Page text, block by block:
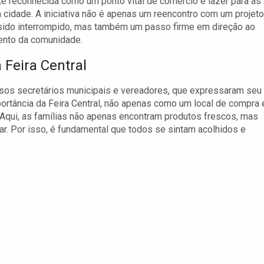
A iniciativa não é apenas um reencontro com um projeto
interrompido, mas também um passo firme em direção ao
da comunidade.
Central
secretários municipais e vereadores, que expressaram seu
da Feira Central, não apenas como um local de compra
as famílias não apenas encontram produtos frescos, mas
Por isso, é fundamental que todos se sintam acolhidos e